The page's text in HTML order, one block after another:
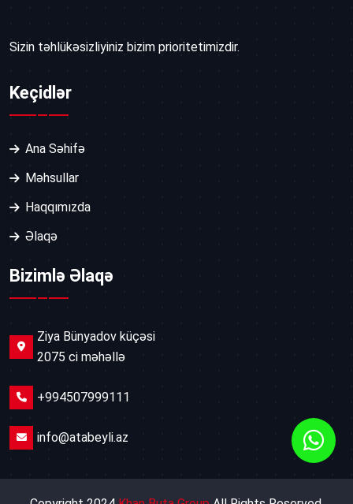
Sizin təhlükəsizliyiniz bizim prioritetimizdir.
Keçidlər
Ana Səhifə
Məhsullar
Haqqımızda
Əlaqə
Bizimlə Əlaqə
Ziya Bünyadov küçəsi
2075 ci məhəllə
+994507999111
info@atabeyli.az